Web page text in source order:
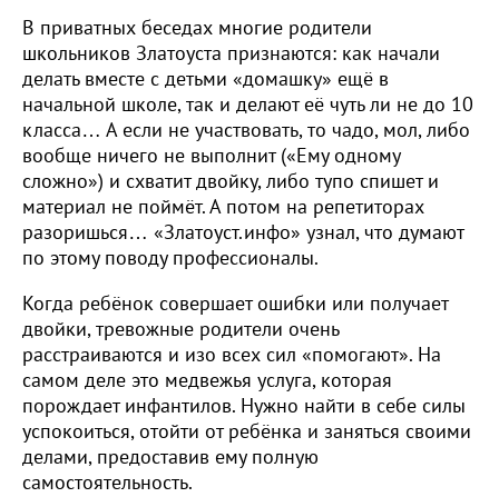
В приватных беседах многие родители
школьников Златоуста признаются: как начали
делать вместе с детьми «домашку» ещё в
начальной школе, так и делают её чуть ли не до 10
класса… А если не участвовать, то чадо, мол, либо
вообще ничего не выполнит («Ему одному
сложно») и схватит двойку, либо тупо спишет и
материал не поймёт. А потом на репетиторах
разоришься… «Златоуст.инфо» узнал, что думают
по этому поводу профессионалы.
Когда ребёнок совершает ошибки или получает
двойки, тревожные родители очень
расстраиваются и изо всех сил «помогают». На
самом деле это медвежья услуга, которая
порождает инфантилов. Нужно найти в себе силы
успокоиться, отойти от ребёнка и заняться своими
делами, предоставив ему полную
самостоятельность.